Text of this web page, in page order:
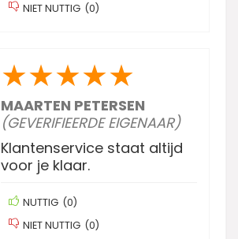
NIET NUTTIG (0)
★★★★★
MAARTEN PETERSEN
(GEVERIFIEERDE EIGENAAR)
Klantenservice staat altijd
voor je klaar.
NUTTIG (0)
NIET NUTTIG (0)